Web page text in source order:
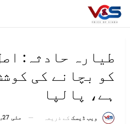
طیارہ حادثہ:
کو بچانے کی
ہے، پالپا
ویب ڈیسک کے ذریعہ مئی 27, 2020